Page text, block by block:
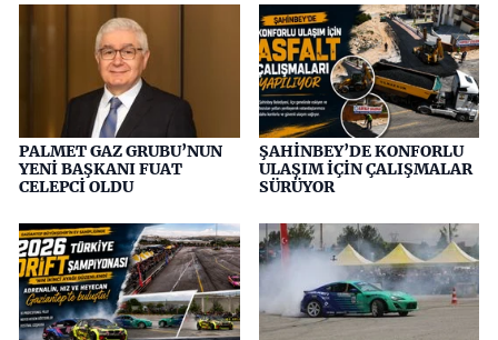
PALMET GAZ GRUBU’NUN
YENİ BAŞKANI FUAT
CELEPCİ OLDU
ŞAHİNBEY’DE KONFORLU
ULAŞIM İÇİN ÇALIŞMALAR
SÜRÜYOR